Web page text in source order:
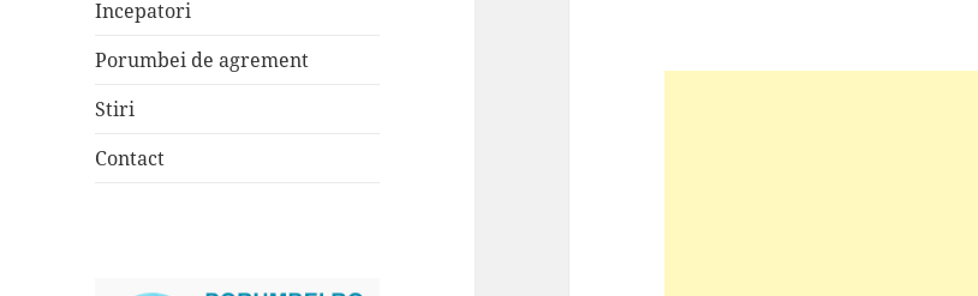
Incepatori
Porumbei de agrement
Stiri
Contact